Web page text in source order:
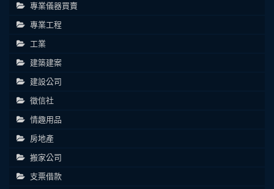
專業儀器買賣
專業工程
工業
建築建案
建設公司
徵信社
情趣用品
房地產
搬家公司
支票借款